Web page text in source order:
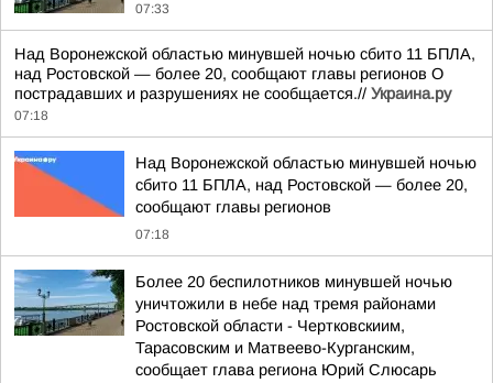
07:33
Над Воронежской областью минувшей ночью сбито 11 БПЛА,
над Ростовской — более 20, сообщают главы регионов О
пострадавших и разрушениях не сообщается.// Украина.ру
07:18
Над Воронежской областью минувшей ночью
сбито 11 БПЛА, над Ростовской — более 20,
сообщают главы регионов
07:18
Более 20 беспилотников минувшей ночью
уничтожили в небе над тремя районами
Ростовской области - Чертковскиим,
Тарасовским и Матвеево-Курганским,
сообщает глава региона Юрий Слюсарь